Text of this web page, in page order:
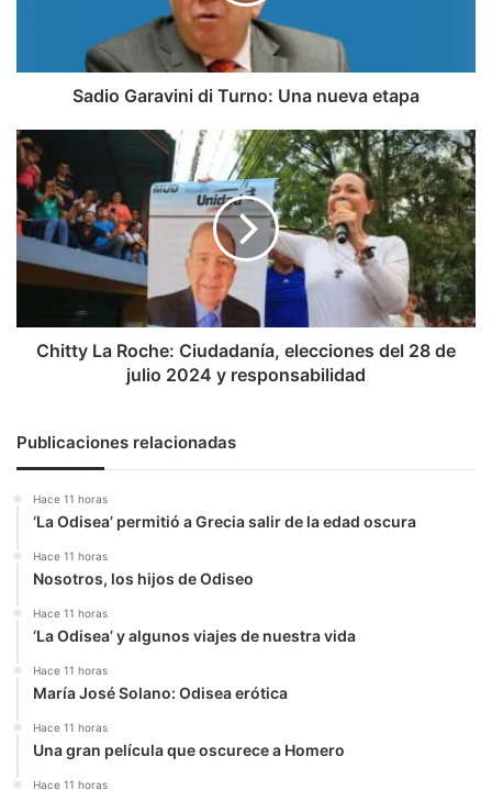
Sadio Garavini di Turno: Una nueva etapa
Chitty
La
Roche:
Ciudadanía,
elecciones
julio
2024Chitty La Roche: Ciudadanía, elecciones del 28 de
julio 2024 y responsabilidad
Publicaciones relacionadas
Hace 11 horas
‘La Odisea’ permitió a Grecia salir de la edad oscura
Hace 11 horas
Nosotros, los hijos de Odiseo
Hace 11 horas
‘La Odisea’ y algunos viajes de nuestra vida
Hace 11 horas
María José Solano: Odisea erótica
Hace 11 horas
Una gran película que oscurece a Homero
Hace 11 horas